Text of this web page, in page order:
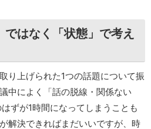
ではなく「状態」で考え
り上げられた1つの話題について振
中によく「話の脱線・関係ない
ずが1時間になってしまうことも
解決できればまだいいですが、時